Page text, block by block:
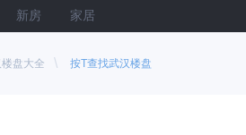
新房 家居
盘大全 \ 按T查找武汉楼盘